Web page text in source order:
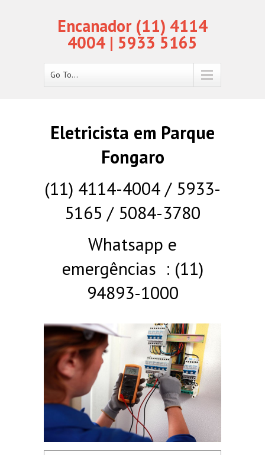
Encanador (11) 4114
4004 | 5933 5165
Go To...
Eletricista em Parque
Fongaro
(11) 4114-4004 / 5933-
5165 / 5084-3780
Whatsapp e
emergências : (11)
94893-1000